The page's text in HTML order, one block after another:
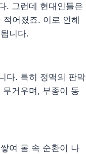
. 그런데 현대인들은
어졌죠. 이로 인해
니다.
다. 특히 정맥의 판막
거우며, 부종이 동
여 몸 속 순환이 나